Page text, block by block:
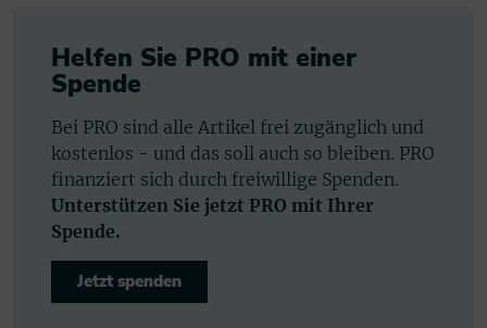
Helfen Sie PRO mit einer
Spende
Bei PRO sind alle Artikel frei zugänglich und
kostenlos - und das soll auch so bleiben. PRO
finanziert sich durch freiwillige Spenden.
Unterstützen Sie jetzt PRO mit Ihrer
Spende.
Jetzt spenden